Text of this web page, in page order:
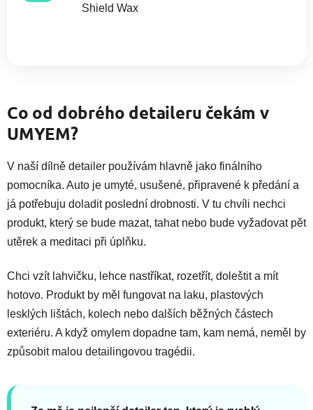
Shield Wax
Co od dobrého detaileru čekám v
UMYEM?
V naší dílně detailer používám hlavně jako finálního
pomocníka. Auto je umyté, usušené, připravené k předání a
já potřebuju doladit poslední drobnosti. V tu chvíli nechci
produkt, který se bude mazat, tahat nebo bude vyžadovat pět
utěrek a meditaci při úplňku.
Chci vzít lahvičku, lehce nastříkat, rozetřít, doleštit a mít
hotovo. Produkt by měl fungovat na laku, plastových
lesklých lištách, kolech nebo dalších běžných částech
exteriéru. A když omylem dopadne tam, kam nemá, neměl by
způsobit malou detailingovou tragédii.